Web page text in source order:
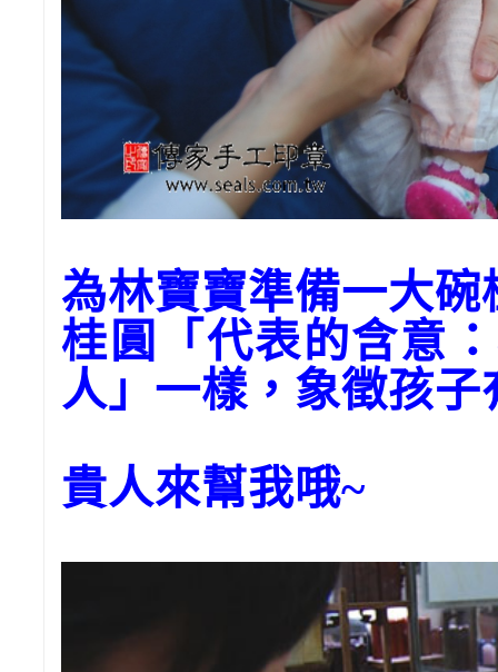
為林寶寶準備一大碗
桂圓「代表的含意
人」一樣，象徵孩
貴人來幫我哦~